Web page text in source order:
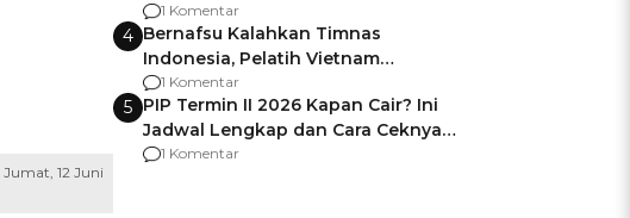
12 Juni
Usai Jadi Brigjen
1 Komentar
4 Bernafsu Kalahkan Timnas
Indonesia, Pelatih Vietnam
Berencana Pakai Jimat di Pakansari
1 Komentar
5 PIP Termin II 2026 Kapan Cair? Ini
Jadwal Lengkap dan Cara Ceknya
agar Dana Tidak Hangus!
1 Komentar